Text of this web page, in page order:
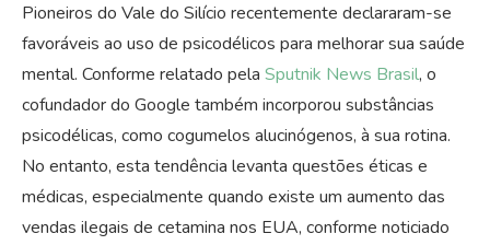
Pioneiros do Vale do Silício recentemente declararam-se
favoráveis ao uso de psicodélicos para melhorar sua saúde
mental. Conforme relatado pela Sputnik News Brasil, o
cofundador do Google também incorporou substâncias
psicodélicas, como cogumelos alucinógenos, à sua rotina.
No entanto, esta tendência levanta questões éticas e
médicas, especialmente quando existe um aumento das
vendas ilegais de cetamina nos EUA, conforme noticiado